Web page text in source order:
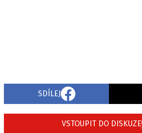
SDÍLEJ
VSTOUPIT DO DISKUZE